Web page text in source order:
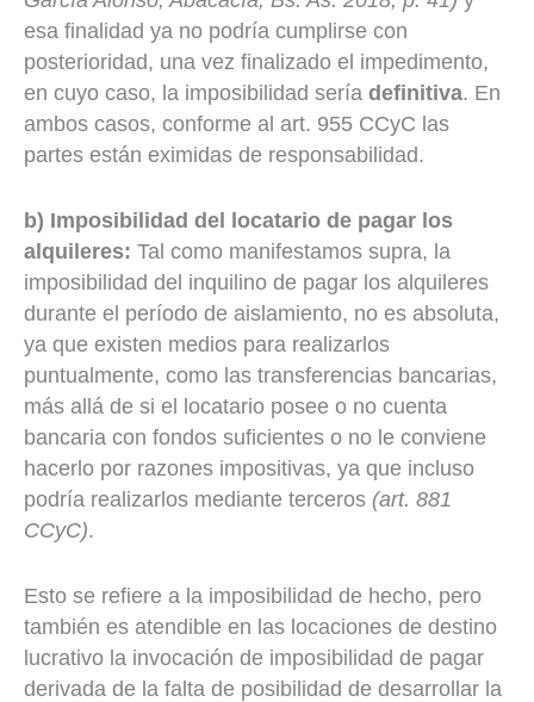
esa finalidad ya no podría cumplirse con
posterioridad, una vez finalizado el impedimento,
en cuyo caso, la imposibilidad sería definitiva. En
ambos casos, conforme al art. 955 CCyC las
partes están eximidas de responsabilidad.
b) Imposibilidad del locatario de pagar los
alquileres: Tal como manifestamos supra, la
imposibilidad del inquilino de pagar los alquileres
durante el período de aislamiento, no es absoluta,
ya que existen medios para realizarlos
puntualmente, como las transferencias bancarias,
más allá de si el locatario posee o no cuenta
bancaria con fondos suficientes o no le conviene
hacerlo por razones impositivas, ya que incluso
podría realizarlos mediante terceros (art. 881
CCyC).
Esto se refiere a la imposibilidad de hecho, pero
también es atendible en las locaciones de destino
lucrativo la invocación de imposibilidad de pagar
derivada de la falta de posibilidad de desarrollar la